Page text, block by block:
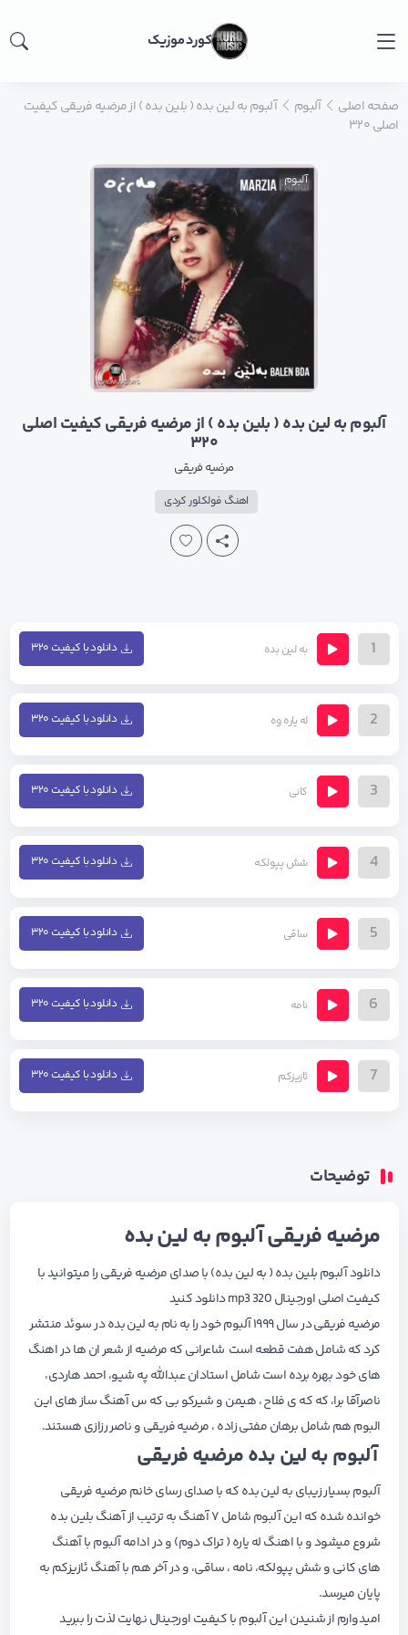
کورد موزیک
صفحه اصلی آلبوم
آلبوم به لین بده ( بلین بده ) از مرضیه فریقی کیفیت
اصلی ۳۲۰
آلبوم
آلبوم به لین بده ( بلین بده ) از مرضیه فریقی کیفیت اصلی
۳۲۰
مرضیه فریقی
اهنگ فولکلور کردی
1 به لین بده دانلود با کیفیت ۳۲۰
2 له یاره وه دانلود با کیفیت ۳۲۰
3 کانی دانلود با کیفیت ۳۲۰
4 شش پپولکه دانلود با کیفیت ۳۲۰
5 ساقی دانلود با کیفیت ۳۲۰
6 نامه دانلود با کیفیت ۳۲۰
7 ئازیزکم دانلود با کیفیت ۳۲۰
توضیحات
مرضیه فریقی آلبوم به لین بده
دانلود آلبوم بلین بده ( به لین بده) با صدای مرضیه فریقی را میتوانید با
کیفیت اصلی اورجینال mp3 320 دانلود کنید
مرضیه فریقی در سال ۱۹۹۹ آلبوم خود را به نام به لین بده در سوئد منتشر
کرد که شامل هفت قطعه است شاعرانی که مرضیه از شعر ان ها در اهنگ
های خود بهره برده است شامل استادان عبدالله په شیو، احمد هاردی،
ناصرآقا برا، که که ی فلاح ، هیمن و شیرکو بی که س آهنگ ساز های این
البوم هم شامل برهان مفتی زاده ، مرضیه فریقی و ناصر رزازی هستند.
آلبوم به لین بده مرضیه فریقی
آلبوم بسیار زیبای به لین بده که با صدای رسای خانم مرضیه فریقی
خوانده شده که این آلبوم شامل ۷ آهنگ به ترتیب از آهنگ بلین بده
شروع میشود و با اهنگ له یاره ( تراک دوم) و در ادامه آلبوم با آهنگ
های کانی و شش پپولکه، نامه ، ساقی، و در آخر هم با آهنگ ئازیزکم به
پایان میرسد.
امیدوارم از شنیدن این آلبوم با کیفیت اورجینال نهایت لذت را ببرید